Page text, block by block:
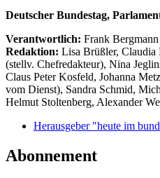
Deutscher Bundestag,
Verantwortlich: Frank
Redaktion: Lisa Brüßler, Claudia
(stellv. Chefredakteur), Nina
Claus Peter Kosfeld, Johanna
vom Dienst), Sandra Schmid,
Helmut Stoltenberg, Alexander
Herausgeber "heute im
Abonnement